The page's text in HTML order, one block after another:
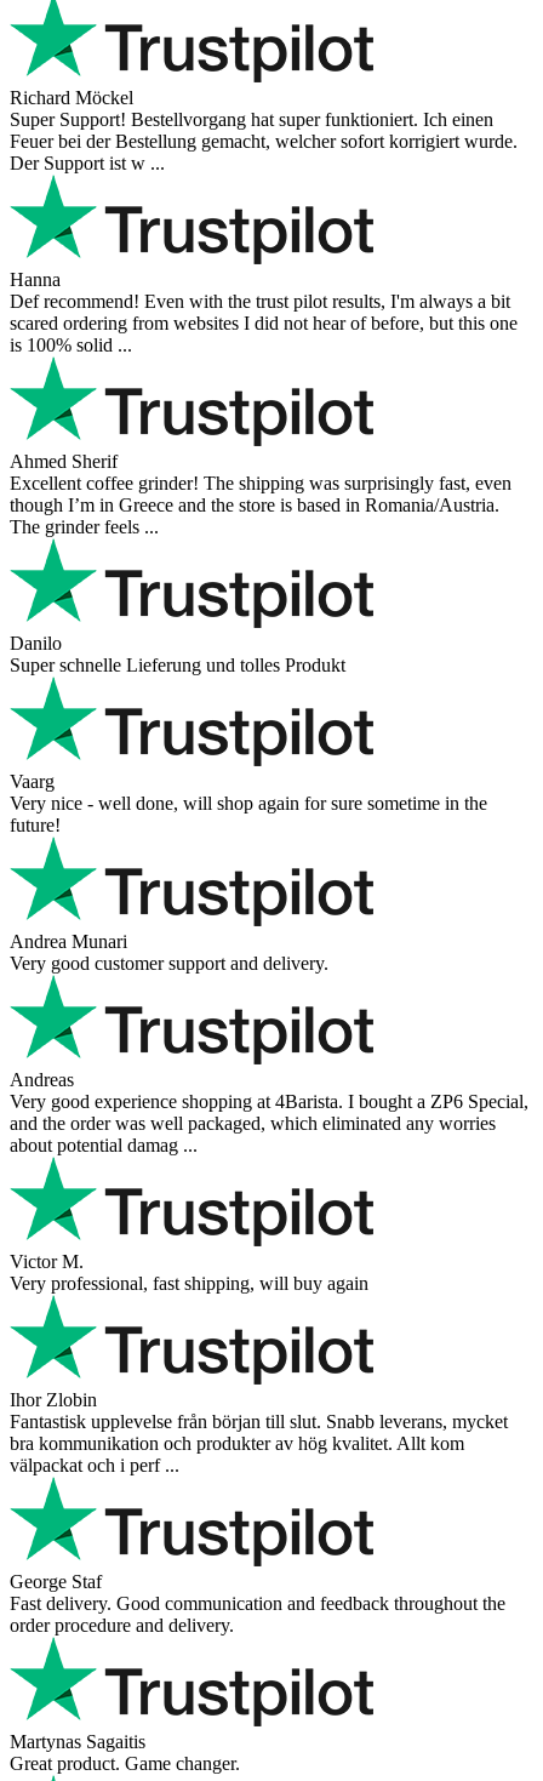
Richard Möckel
Super Support! Bestellvorgang hat super funktioniert. Ich einen
Feuer bei der Bestellung gemacht, welcher sofort korrigiert wurde.
Der Support ist w ...
Hanna
Def recommend! Even with the trust pilot results, I'm always a bit
scared ordering from websites I did not hear of before, but this one
is 100% solid ...
Ahmed Sherif
Excellent coffee grinder! The shipping was surprisingly fast, even
though I’m in Greece and the store is based in Romania/Austria.
The grinder feels ...
Danilo
Super schnelle Lieferung und tolles Produkt
Vaarg
Very nice - well done, will shop again for sure sometime in the
future!
Andrea Munari
Very good customer support and delivery.
Andreas
Very good experience shopping at 4Barista. I bought a ZP6 Special,
and the order was well packaged, which eliminated any worries
about potential damag ...
Victor M.
Very professional, fast shipping, will buy again
Ihor Zlobin
Fantastisk upplevelse från början till slut. Snabb leverans, mycket
bra kommunikation och produkter av hög kvalitet. Allt kom
välpackat och i perf ...
George Staf
Fast delivery. Good communication and feedback throughout the
order procedure and delivery.
Martynas Sagaitis
Great product. Game changer.